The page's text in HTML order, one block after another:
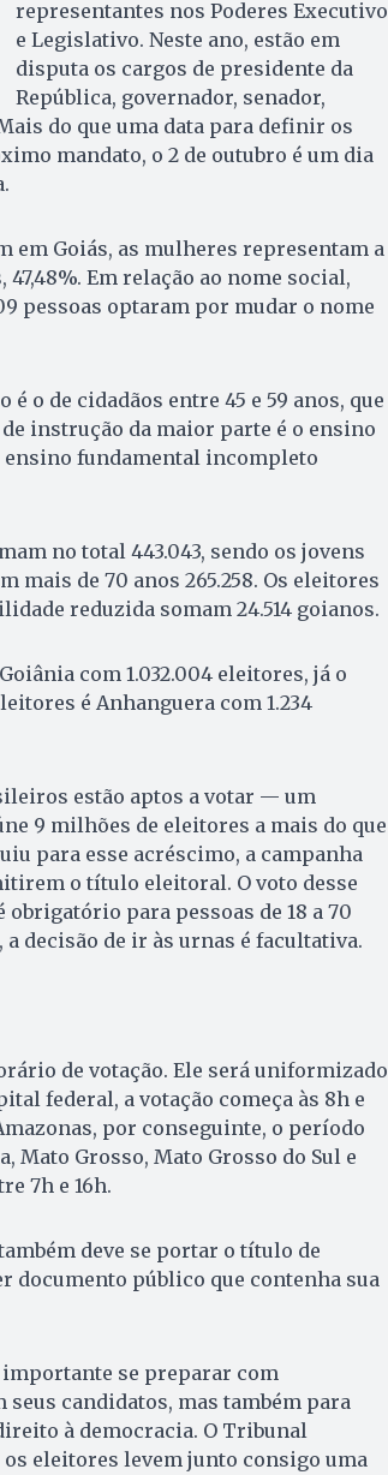
representantes nos Poderes Executivo
e Legislativo. Neste ano, estão em
disputa os cargos de presidente da
República, governador, senador,
do que uma data para definir os
mandato, o 2 de outubro é um dia
em Goiás, as mulheres representam a
Em relação ao nome social,
pessoas optaram por mudar o nome
o de cidadãos entre 45 e 59 anos, que
instrução da maior parte é o ensino
ensino fundamental incompleto
no total 443.043, sendo os jovens
mais de 70 anos 265.258. Os eleitores
reduzida somam 24.514 goianos.
com 1.032.004 eleitores, já o
é Anhanguera com 1.234
estão aptos a votar — um
9 milhões de eleitores a mais do que
para esse acréscimo, a campanha
o título eleitoral. O voto desse
para pessoas de 18 a 70
a decisão de ir às urnas é facultativa.
de votação. Ele será uniformizado
federal, a votação começa às 8h e
por conseguinte, o período
Mato Grosso, Mato Grosso do Sul e
7h e 16h.
deve se portar o título de
documento público que contenha sua
se preparar com
candidatos, mas também para
à democracia. O Tribunal
eleitores levem junto consigo uma